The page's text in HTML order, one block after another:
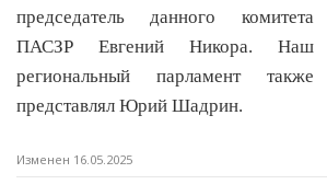
председатель данного комитета
ПАСЗР Евгений Никора. Наш
региональный парламент также
представлял Юрий Шадрин.
Изменен 16.05.2025